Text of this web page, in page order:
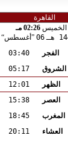
الخميس02:26 مـ
هـ 06 أغسطس
الفجر
03:40
الشروق
05:17
الظهر
12:01
العصر
15:38
المغرب
18:45
العشاء
20:11